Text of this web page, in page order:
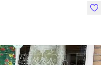
like